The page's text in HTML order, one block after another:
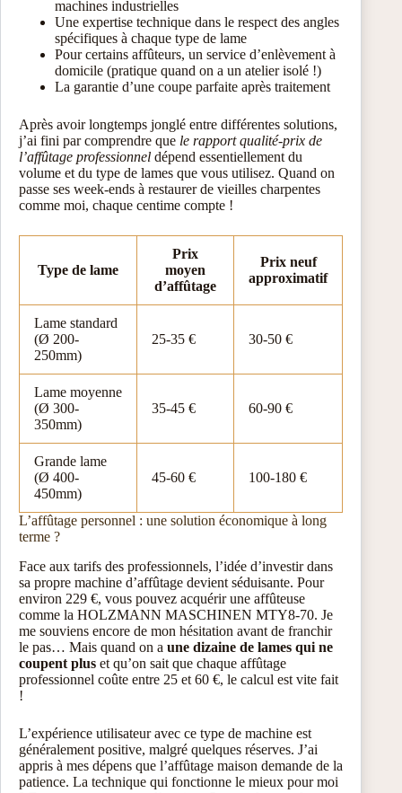
machines industrielles
Une expertise technique dans le respect des angles
spécifiques à chaque type de lame
Pour certains affûteurs, un service d’enlèvement à
domicile (pratique quand on a un atelier isolé !)
La garantie d’une coupe parfaite après traitement
Après avoir longtemps jonglé entre différentes solutions,
j’ai fini par comprendre que le rapport qualité-prix de
l’affûtage professionnel dépend essentiellement du
volume et du type de lames que vous utilisez. Quand on
passe ses week-ends à restaurer de vieilles charpentes
comme moi, chaque centime compte !
Type de lame
Prix
moyen
d’affûtage
Prix neuf
approximatif
Lame standard
(Ø 200-
250mm)
25-35 € 30-50 €
Lame moyenne
(Ø 300-
350mm)
35-45 € 60-90 €
Grande lame
(Ø 400-
450mm)
45-60 € 100-180 €
L’affûtage personnel : une solution économique à long
terme ?
Face aux tarifs des professionnels, l’idée d’investir dans
sa propre machine d’affûtage devient séduisante. Pour
environ 229 €, vous pouvez acquérir une affûteuse
comme la HOLZMANN MASCHINEN MTY8-70. Je
me souviens encore de mon hésitation avant de franchir
le pas… Mais quand on a une dizaine de lames qui ne
coupent plus et qu’on sait que chaque affûtage
professionnel coûte entre 25 et 60 €, le calcul est vite fait
!
L’expérience utilisateur avec ce type de machine est
généralement positive, malgré quelques réserves. J’ai
appris à mes dépens que l’affûtage maison demande de la
patience. La technique qui fonctionne le mieux pour moi